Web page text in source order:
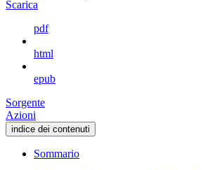
Scarica
pdf
html
epub
Sorgente
Azioni
indice dei contenuti
Sommario